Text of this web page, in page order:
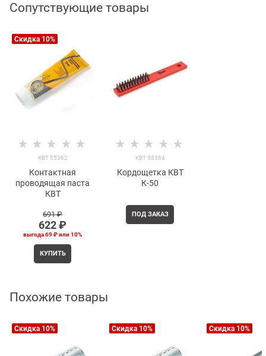
Сопутствующие товары
Скидка 10%
КВТ 55362
Контактная
проводящая паста
КВТ
691 ₽
622 ₽
выгода69 ₽или10%
КУПИТЬ
КВТ 58384
Кордощетка КВТ
К-50
ПОД ЗАКАЗ
Похожие товары
Скидка 10% Скидка 10% Скидка 10%